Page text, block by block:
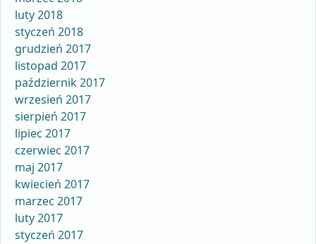
luty 2018
styczeń 2018
grudzień 2017
listopad 2017
październik 2017
wrzesień 2017
sierpień 2017
lipiec 2017
czerwiec 2017
maj 2017
kwiecień 2017
marzec 2017
luty 2017
styczeń 2017